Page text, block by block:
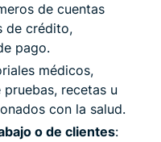
de cuentas
de crédito,
pago.
médicos,
recetas u
con la salud.
o de clientes: